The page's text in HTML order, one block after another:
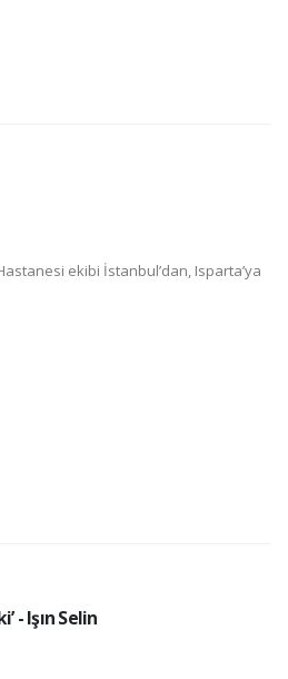
ekibi İstanbul’dan, Isparta’ya
- Işın Selin